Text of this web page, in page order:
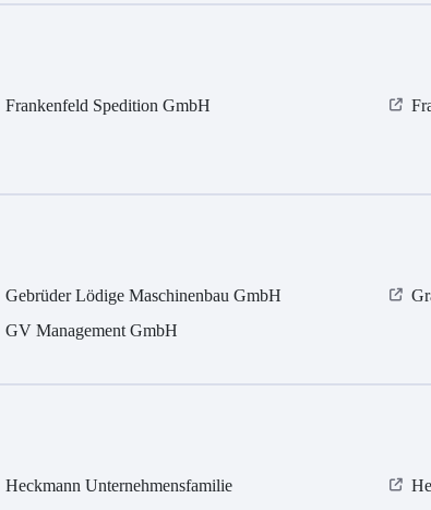
Frankenfeld Spedition GmbH
Gebrüder Lödige Maschinenbau GmbH
GV Management GmbH
Heckmann Unternehmensfamilie